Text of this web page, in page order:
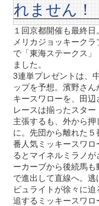
れません！
１回京都開催も最終
メリカジョッキーク
で「東海ステークス
ました。
3連単プレゼントは、
ップを予想。濱野さ
キースワローを、田辺
レースは揃ったスタ
主張するも、外から
に。先団から離れた５
番人気ミッキースワロ
るとマイネルミラノ
ーカーブから後続馬
で進出して直線へ。
ビュライトが徐々に
追するミッキースワ